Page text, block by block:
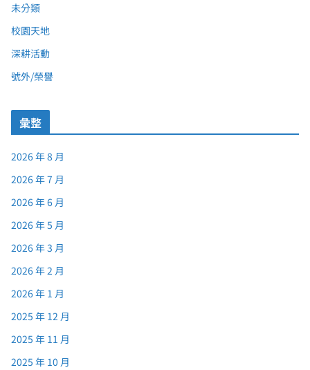
未分類
校園天地
深耕活動
號外/榮譽
彙整
2026 年 8 月
2026 年 7 月
2026 年 6 月
2026 年 5 月
2026 年 3 月
2026 年 2 月
2026 年 1 月
2025 年 12 月
2025 年 11 月
2025 年 10 月